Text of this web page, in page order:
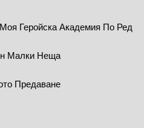
Геройска Академия По Ред
Малки Неща
Предаване